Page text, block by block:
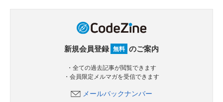
新規会員登録 無料 のご案内
・全ての過去記事が閲覧できます
・会員限定メルマガを受信できます
メールバックナンバー